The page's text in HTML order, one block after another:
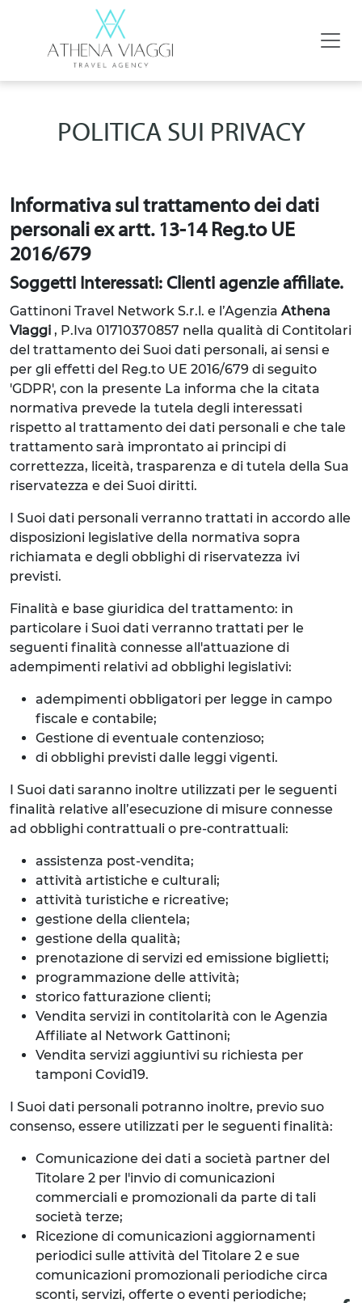
POLITICA SUI PRIVACY
Informativa sul trattamento dei dati
personali ex artt. 13-14 Reg.to UE
2016/679
Soggetti Interessati: Clienti agenzie affiliate.
Gattinoni Travel Network S.r.l. e l’Agenzia Athena
Viaggi , P.Iva 01710370857 nella qualità di Contitolari
del trattamento dei Suoi dati personali, ai sensi e
per gli effetti del Reg.to UE 2016/679 di seguito
'GDPR', con la presente La informa che la citata
normativa prevede la tutela degli interessati
rispetto al trattamento dei dati personali e che tale
trattamento sarà improntato ai principi di
correttezza, liceità, trasparenza e di tutela della Sua
riservatezza e dei Suoi diritti.
I Suoi dati personali verranno trattati in accordo alle
disposizioni legislative della normativa sopra
richiamata e degli obblighi di riservatezza ivi
previsti.
Finalità e base giuridica del trattamento: in
particolare i Suoi dati verranno trattati per le
seguenti finalità connesse all'attuazione di
adempimenti relativi ad obblighi legislativi:
adempimenti obbligatori per legge in campo
fiscale e contabile;
Gestione di eventuale contenzioso;
di obblighi previsti dalle leggi vigenti.
I Suoi dati saranno inoltre utilizzati per le seguenti
finalità relative all’esecuzione di misure connesse
ad obblighi contrattuali o pre-contrattuali:
assistenza post-vendita;
attività artistiche e culturali;
attività turistiche e ricreative;
gestione della clientela;
gestione della qualità;
prenotazione di servizi ed emissione biglietti;
programmazione delle attività;
storico fatturazione clienti;
Vendita servizi in contitolarità con le Agenzia
Affiliate al Network Gattinoni;
Vendita servizi aggiuntivi su richiesta per
tamponi Covid19.
I Suoi dati personali potranno inoltre, previo suo
consenso, essere utilizzati per le seguenti finalità:
Comunicazione dei dati a società partner del
Titolare 2 per l'invio di comunicazioni
commerciali e promozionali da parte di tali
società terze;
Ricezione di comunicazioni aggiornamenti
periodici sulle attività del Titolare 2 e sue
comunicazioni promozionali periodiche circa
sconti, servizi, offerte o eventi periodiche;